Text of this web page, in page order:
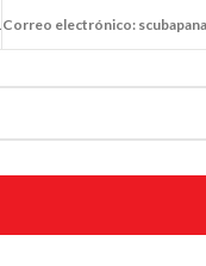
Correo electrónico: